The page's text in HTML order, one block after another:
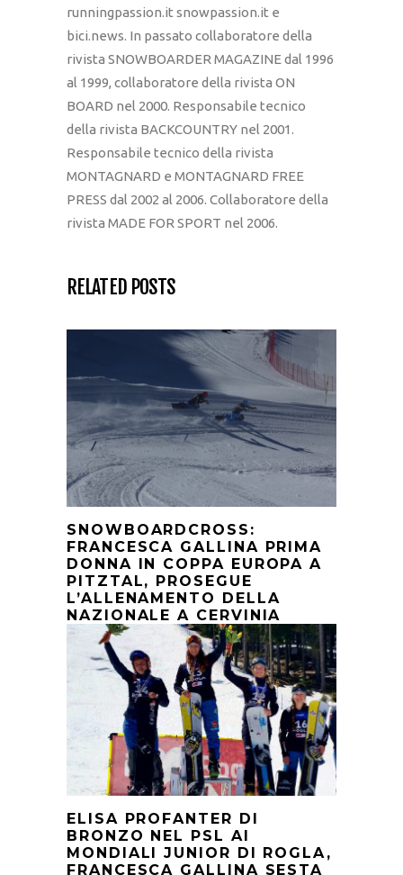
runningpassion.it snowpassion.it e
bici.news. In passato collaboratore della
rivista SNOWBOARDER MAGAZINE dal 1996
al 1999, collaboratore della rivista ON
BOARD nel 2000. Responsabile tecnico
della rivista BACKCOUNTRY nel 2001.
Responsabile tecnico della rivista
MONTAGNARD e MONTAGNARD FREE
PRESS dal 2002 al 2006. Collaboratore della
rivista MADE FOR SPORT nel 2006.
RELATED POSTS
SNOWBOARDCROSS:
FRANCESCA GALLINA PRIMA
DONNA IN COPPA EUROPA A
PITZTAL, PROSEGUE
L’ALLENAMENTO DELLA
NAZIONALE A CERVINIA
ELISA PROFANTER DI
BRONZO NEL PSL AI
MONDIALI JUNIOR DI ROGLA,
FRANCESCA GALLINA SESTA